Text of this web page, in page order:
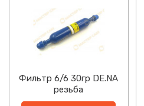
Фильтр 6/6 30гр DE.NA
резьба